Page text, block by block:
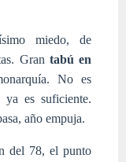
miedo, de
Gran tabú en
No es
es suficiente.
año empuja.
del 78, el punto